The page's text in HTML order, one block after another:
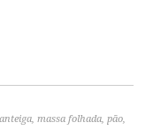
,massa folhada,pão,